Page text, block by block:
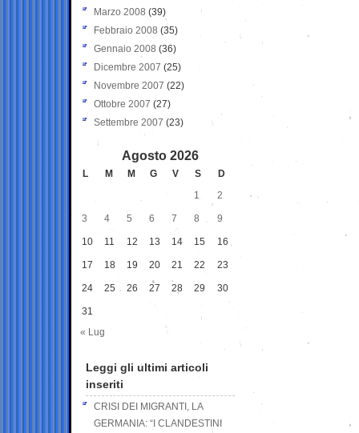
Marzo 2008 (39)
Febbraio 2008 (35)
Gennaio 2008 (36)
Dicembre 2007 (25)
Novembre 2007 (22)
Ottobre 2007 (27)
Settembre 2007 (23)
Agosto 2026
L M M G V S
D
1
2
3 4 5 6 7 8 9
10 11 12 13 14 15 16
17 18 19 20 21 22 23
24 25 26 27 28 29 30
31
« Lug
Leggi gli ultimi articoli
inseriti
CRISI DEI MIGRANTI, LA
GERMANIA: “I CLANDESTINI